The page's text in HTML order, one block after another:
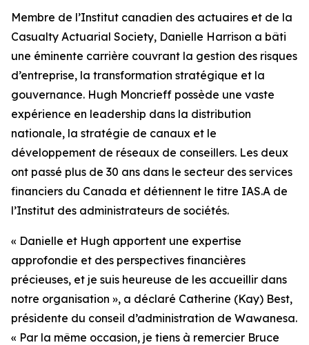
Membre de l’Institut canadien des actuaires et de la
Casualty Actuarial Society, Danielle Harrison a bâti
une éminente carrière couvrant la gestion des risques
d’entreprise, la transformation stratégique et la
gouvernance. Hugh Moncrieff possède une vaste
expérience en leadership dans la distribution
nationale, la stratégie de canaux et le
développement de réseaux de conseillers. Les deux
ont passé plus de 30 ans dans le secteur des services
financiers du Canada et détiennent le titre IAS.A de
l’Institut des administrateurs de sociétés.
« Danielle et Hugh apportent une expertise
approfondie et des perspectives financières
précieuses, et je suis heureuse de les accueillir dans
notre organisation », a déclaré Catherine (Kay) Best,
présidente du conseil d’administration de Wawanesa.
« Par la même occasion, je tiens à remercier Bruce